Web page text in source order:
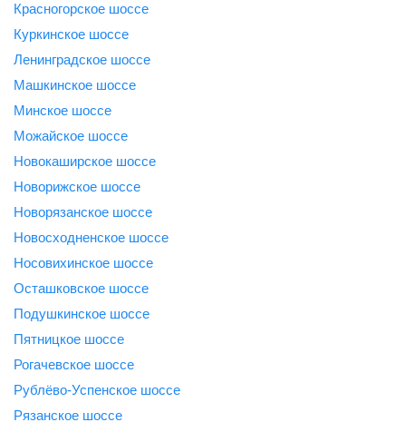
Красногорское шоссе
Куркинское шоссе
Ленинградское шоссе
Машкинское шоссе
Минское шоссе
Можайское шоссе
Новокаширское шоссе
Новорижское шоссе
Новорязанское шоссе
Новосходненское шоссе
Носовихинское шоссе
Осташковское шоссе
Подушкинское шоссе
Пятницкое шоссе
Рогачевское шоссе
Рублёво-Успенское шоссе
Рязанское шоссе